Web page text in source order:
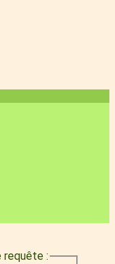
requête :